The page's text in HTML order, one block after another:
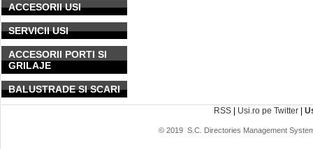
ACCESORII USI
SERVICII USI
ACCESORII PORTI SI
GRILAJE
BALUSTRADE SI SCARI
RSS | Usi.ro pe Twitter |
© 2019 S.C. Directories Management